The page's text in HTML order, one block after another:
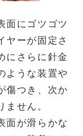
面にゴツゴツ
ヤーが固定さ
にさらに針金
ような装置や
傷つき、次か
せん。
面が滑らかな